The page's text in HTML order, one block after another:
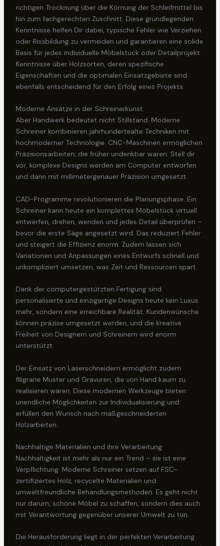
richtigen Trocknung über die Körnung der Schleifmittel bis
hin zum fachgerechten Zuschnitt. Diese grundlegenden
Kenntnisse helfen Dir dabei, typische Fehler wie Verziehen
oder Rissbildung zu vermeiden und garantieren eine solide
Basis für jedes individuelle Möbelstück oder Detailprojekt.
Kenntnisse über Holzsorten, deren spezifische
Eigenschaften und die optimalen Einsatzgebiete sind
ebenfalls entscheidend für den Erfolg eines Projekts.
Moderne Ansätze in der Schreinerkunst
Aber Handwerk bedeutet nicht Stillstand. Moderne
Schreiner kombinieren jahrhundertealte Techniken mit
hochmoderner Technologie. CNC-Maschinen ermöglichen
Präzisionsarbeiten, die früher undenkbar waren. Stell dir
vor, komplexe Designs werden am Computer entworfen
und dann mit millimetergenauer Präzision umgesetzt.
CAD-Programme revolutionieren die Planungsphase. Ein
Schreiner kann heute ein komplettes Möbelstück virtuell
entwerfen, drehen, wenden und jedes Detail überprüfen –
bevor die erste Säge angesetzt wird. Das reduziert Fehler
und steigert die Effizienz enorm. Zudem lassen sich
Variationen und Anpassungen eines Entwurfs schnell und
unkompliziert umsetzen, was Zeit und Ressourcen spart.
Dank der computergestützten Fertigung sind
personalisierte und einzigartige Designs heute kein Luxus
mehr, sondern eine erreichbare Realität. Kundenwünsche
können präzise umgesetzt werden, und die kreative
Freiheit von Designern und Schreinern wird enorm
unterstützt.
Der Einsatz von Laserschneidern ermöglicht zudem
filigrane Muster und Gravuren, die von Hand kaum zu
realisieren wären. Diese modernen Werkzeuge bieten
unendliche Möglichkeiten zur Individualisierung und
erfüllen den Wunsch nach maßgeschneiderten
Holzarbeiten.
Nachhaltige Materialien und ihre Verarbeitung
Nachhaltigkeit ist mehr als nur ein Trend – sie ist eine
Verpflichtung. Moderne Schreiner setzen auf FSC-
zertifiziertes Holz, recycelte Materialien und
umweltfreundliche Behandlungsmethoden. Es geht nicht
nur darum, schöne Möbel zu schaffen, sondern dies auch
mit Verantwortung gegenüber unserer Umwelt zu tun.
Die Herausforderung liegt in der perfekten Verarbeitung